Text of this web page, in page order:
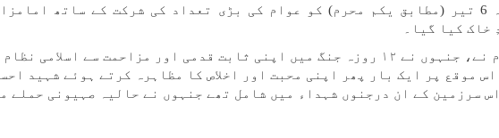
فائز ہوئے۔ ان کا جسدِ خاکی جمعہ 6 تیر (مطابق یکم محرم) کو عوام کی بڑی تعداد کی شرکت کے ساتھ
خاک کیا گیا۔
تہران کے قدرشناس اور بہادر عوام نے، جنہوں نے ۱۲ روزہ جنگ میں اپنی ثابت قدمی اور مزاحمت سے اسلامی
موقع پر ایک بار پھر اپنی محبت اور اخلاص کا مظاہرہ کرتے ہوئے شہید
سرزمین کے ان درجنوں شہداء میں شامل تھے جنہوں نے حالیہ صہیونی حملے